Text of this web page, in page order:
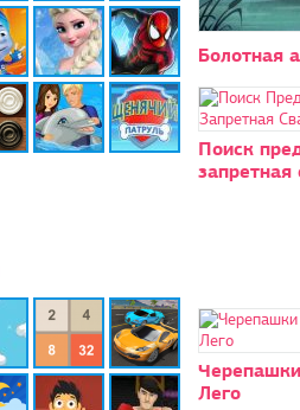
Болотная
Поиск
запретная
Лего